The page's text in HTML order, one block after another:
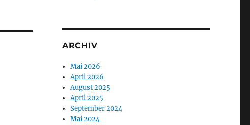
ARCHIV
Mai 2026
April 2026
August 2025
April 2025
September 2024
Mai 2024